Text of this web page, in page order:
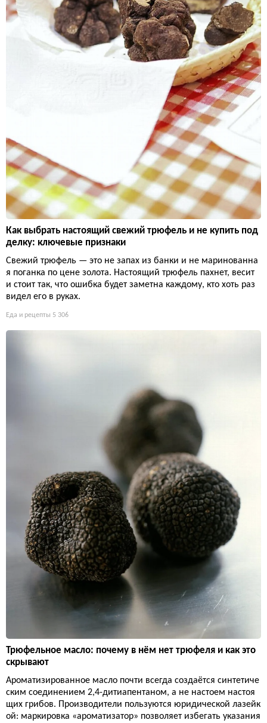
Как выбрать настоящий свежий трюфель и не купить под
делку: ключевые признаки
Свежий трюфель — это не запах из банки и не маринованна
я поганка по цене золота. Настоящий трюфель пахнет, весит
и стоит так, что ошибка будет заметна каждому, кто хоть раз
видел его в руках.
Еда и рецепты 5 306
Трюфельное масло: почему в нём нет трюфеля и как это
скрывают
Ароматизированное масло почти всегда создаётся синтетиче
ским соединением 2,4-дитиапентаном, а не настоем настоя
щих грибов. Производители пользуются юридической лазейк
ой: маркировка «ароматизатор» позволяет избегать указания